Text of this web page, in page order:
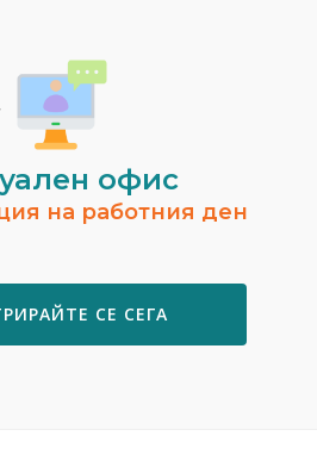
офис
на работния ден
СЕ СЕГА